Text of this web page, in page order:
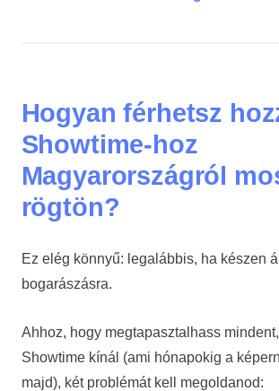
Hogyan férhetsz
Showtime-hoz
Magyarországról
rögtön?
Ez elég könnyű: legalábbis, ha készen
bogarászásra.
Ahhoz, hogy megtapasztalhass
Showtime kínál (ami hónapokig a
majd), két problémát kell megoldanod: